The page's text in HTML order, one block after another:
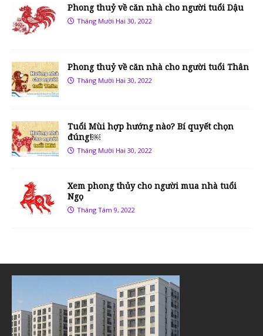
Phong thuỷ về căn nhà cho người tuổi Dậu
Tháng Mười Hai 30, 2022
Phong thuỷ về căn nhà cho người tuổi Thân
Tháng Mười Hai 30, 2022
Tuổi Mùi hợp hướng nào? Bí quyết chọn
đúng!￼
Tháng Mười Hai 30, 2022
Xem phong thủy cho người mua nhà tuổi
Ngọ
Tháng Tám 9, 2022